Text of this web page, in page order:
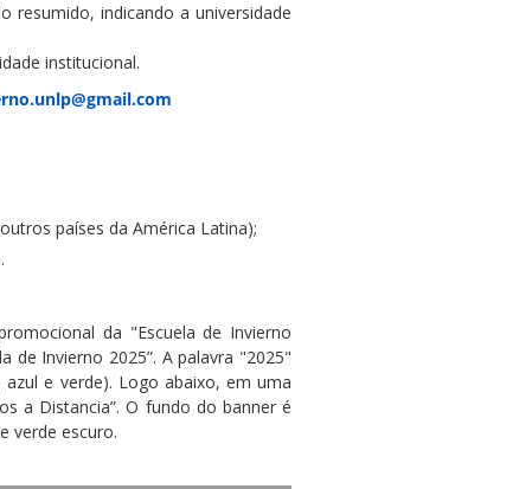
resumido, indicando a universidade
institucional.
países da América Latina);
da "Escuela de Invierno
de Invierno 2025”. A palavra "2025"
e verde). Logo abaixo, em uma
a Distancia”. O fundo do banner é
verde escuro.